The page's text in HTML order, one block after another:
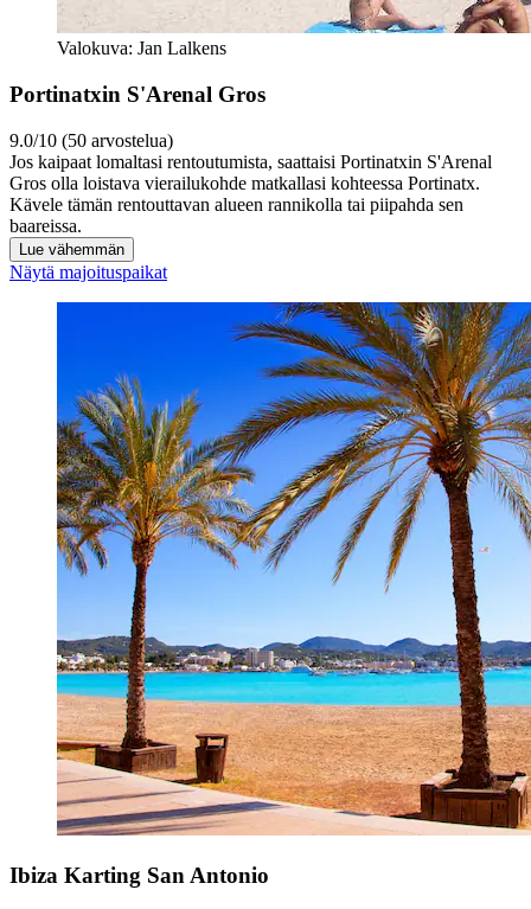
Valokuva: Jan Lalkens
Portinatxin S'Arenal Gros
9.0/10 (50 arvostelua)
Jos kaipaat lomaltasi rentoutumista, saattaisi Portinatxin S'Arenal
Gros olla loistava vierailukohde matkallasi kohteessa Portinatx.
Kävele tämän rentouttavan alueen rannikolla tai piipahda sen
baareissa.
Lue vähemmän
Näytä majoituspaikat
Ibiza Karting San Antonio